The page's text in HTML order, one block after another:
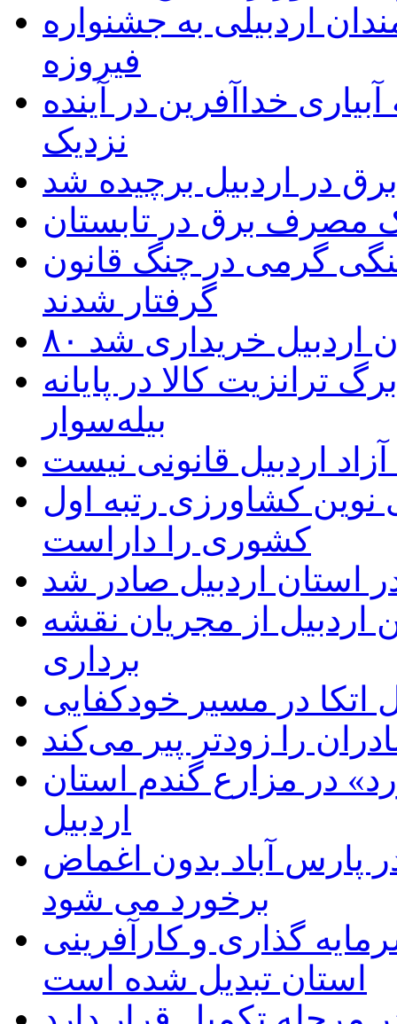
به۵۰ اثر هنرمندان اردبیلی به جشنواره
فیروزه
خداآفرین در آینده
نزدیک
مصرف برق در تابستان
گرمی در چنگ قانون
گرفتار شدند
اردبیل خریداری شد
کالا در پایانه
بیله‌سوار
اردبیل قانونی نیست
نوین کشاورزی رتبه اول
کشوری را داراست
استان اردبیل صادر شد
از مجریان نقشه
برداری
در مسیر خودکفایی
را زودتر پیر می‌کند
در مزارع گندم استان
اردبیل
پارس آباد بدون اغماض
برخورد می شود
گذاری و کارآفرینی
استان تبدیل شده است